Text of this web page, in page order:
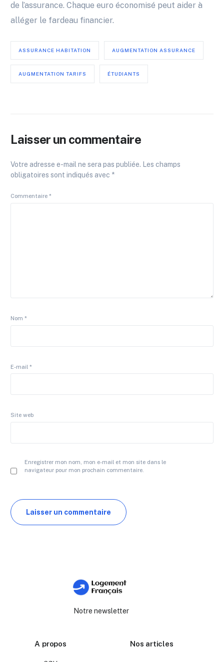
de l’assurance. Chaque euro économisé peut aider à
alléger le fardeau financier.
ASSURANCE HABITATION AUGMENTATION ASSURANCE
AUGMENTATION TARIFS ÉTUDIANTS
Laisser un commentaire
Votre adresse e-mail ne sera pas publiée. Les champs
obligatoires sont indiqués avec *
Commentaire*
Nom*
E-mail*
Site web
Enregistrer mon nom, mon e-mail et mon site dans le
navigateur pour mon prochain commentaire.
Notre newsletter
A propos Nos articles